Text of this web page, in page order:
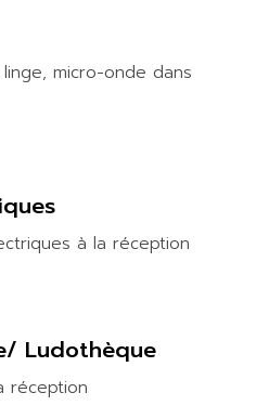
micro-onde dans
à la réception
Ludothèque
réception